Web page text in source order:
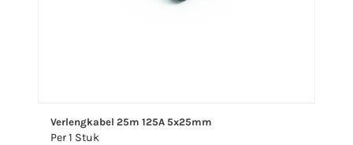
Verlengkabel 25m 125A 5x25mm
Per 1 Stuk